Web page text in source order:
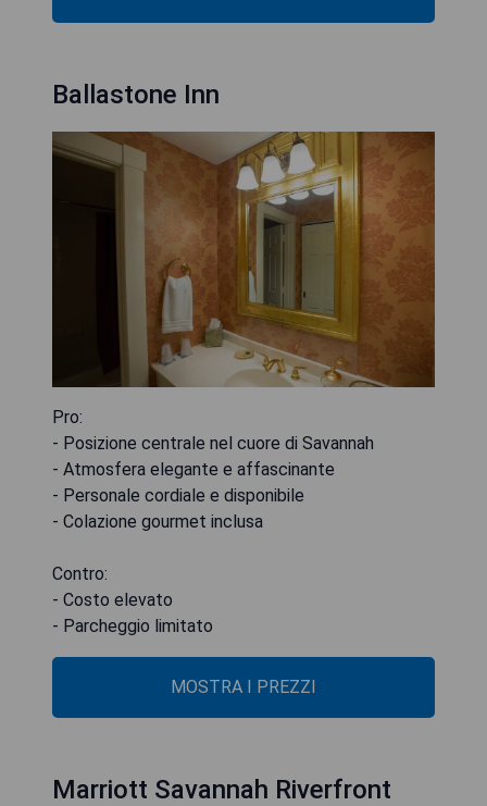
Ballastone Inn
Pro:
- Posizione centrale nel cuore di Savannah
- Atmosfera elegante e affascinante
- Personale cordiale e disponibile
- Colazione gourmet inclusa
Contro:
- Costo elevato
- Parcheggio limitato
MOSTRA I PREZZI
Marriott Savannah Riverfront